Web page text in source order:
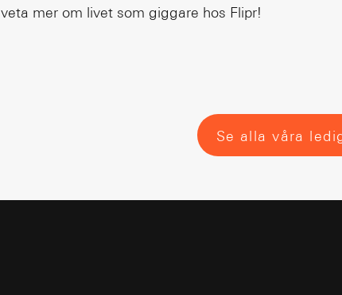
veta mer om livet som giggare hos Flipr!
Se alla våra